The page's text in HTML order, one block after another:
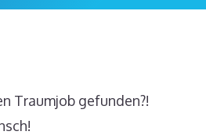
Traumjob gefunden?!